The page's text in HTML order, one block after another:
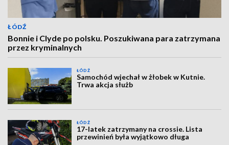
ŁÓDŹ
Bonnie i Clyde po polsku. Poszukiwana para zatrzymana
przez kryminalnych
ŁÓDŹ
Samochód wjechał w żłobek w Kutnie.
Trwa akcja służb
ŁÓDŹ
17-latek zatrzymany na crossie. Lista
przewinień była wyjątkowo długa